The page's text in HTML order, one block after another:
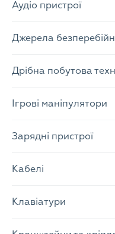
Аудіо пристрої
Джерела
Дрібна побутова
Ігрові маніпулятори
Зарядні пристрої
Кабелі
Клавіатури